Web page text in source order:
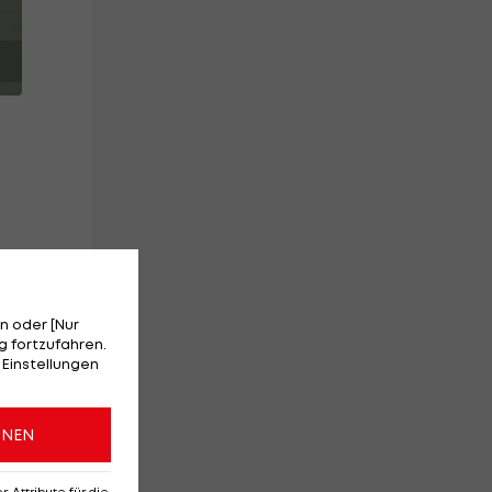
oder [Nur
fortzufahren.